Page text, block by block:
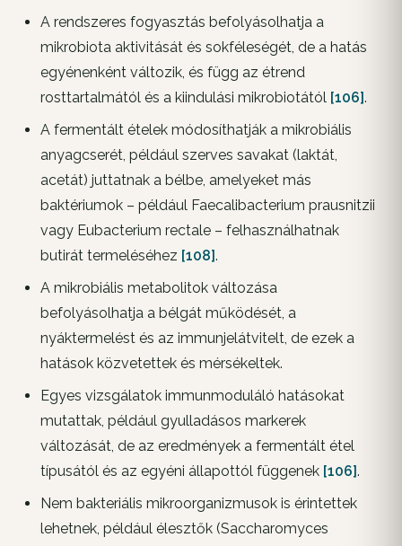
A rendszeres fogyasztás befolyásolhatja a
mikrobiota aktivitását és sokféleségét, de a hatás
egyénenként változik, és függ az étrend
rosttartalmától és a kiindulási mikrobiotától [106].
A fermentált ételek módosíthatják a mikrobiális
anyagcserét, például szerves savakat (laktát,
acetát) juttatnak a bélbe, amelyeket más
baktériumok – például Faecalibacterium prausnitzii
vagy Eubacterium rectale – felhasználhatnak
butirát termeléséhez [108].
A mikrobiális metabolitok változása
befolyásolhatja a bélgát működését, a
nyáktermelést és az immunjelátvitelt, de ezek a
hatások közvetettek és mérsékeltek.
Egyes vizsgálatok immunmoduláló hatásokat
mutattak, például gyulladásos markerek
változását, de az eredmények a fermentált étel
típusától és az egyéni állapottól függenek [106].
Nem bakteriális mikroorganizmusok is érintettek
lehetnek, például élesztők (Saccharomyces